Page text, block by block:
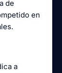
de
en
a